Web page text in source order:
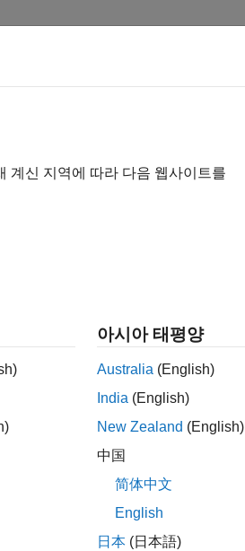
계신 지역에 따라 다음 웹사이트를
아시아 태평양
Australia (English)
India (English)
New Zealand (English)
中国
简体中文
English
日本 (日本語)